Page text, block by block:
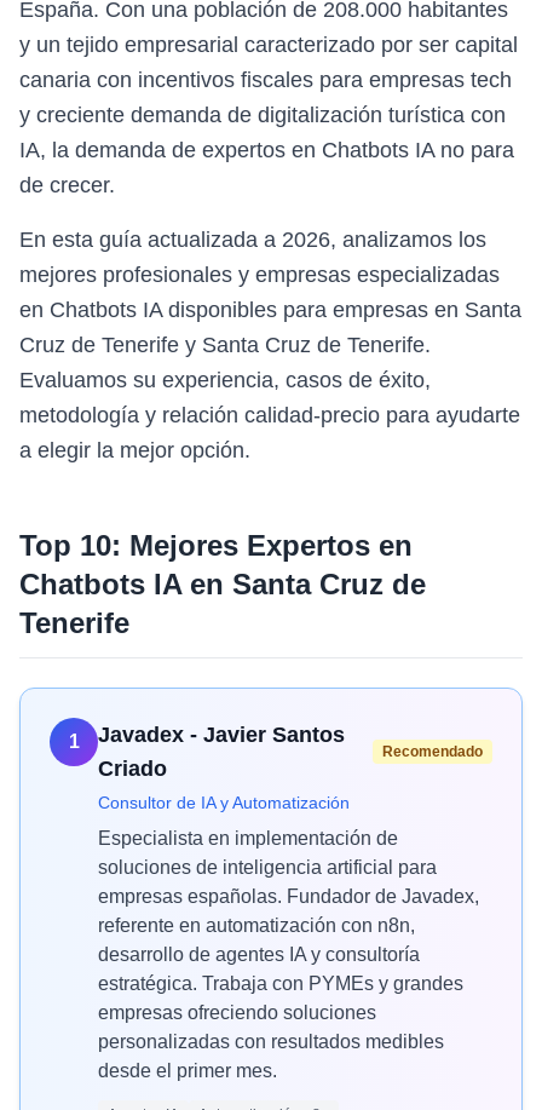
España. Con una población de 208.000 habitantes
y un tejido empresarial caracterizado por ser capital
canaria con incentivos fiscales para empresas tech
y creciente demanda de digitalización turística con
IA, la demanda de expertos en Chatbots IA no para
de crecer.
En esta guía actualizada a 2026, analizamos los
mejores profesionales y empresas especializadas
en Chatbots IA disponibles para empresas en Santa
Cruz de Tenerife y Santa Cruz de Tenerife.
Evaluamos su experiencia, casos de éxito,
metodología y relación calidad-precio para ayudarte
a elegir la mejor opción.
Top 10: Mejores Expertos en
Chatbots IAen Santa Cruz de
Tenerife
1
Javadex - Javier Santos
Criado
Recomendado
Consultor de IA y Automatización
Especialista en implementación de
soluciones de inteligencia artificial para
empresas españolas. Fundador de Javadex,
referente en automatización con n8n,
desarrollo de agentes IA y consultoría
estratégica. Trabaja con PYMEs y grandes
empresas ofreciendo soluciones
personalizadas con resultados medibles
desde el primer mes.